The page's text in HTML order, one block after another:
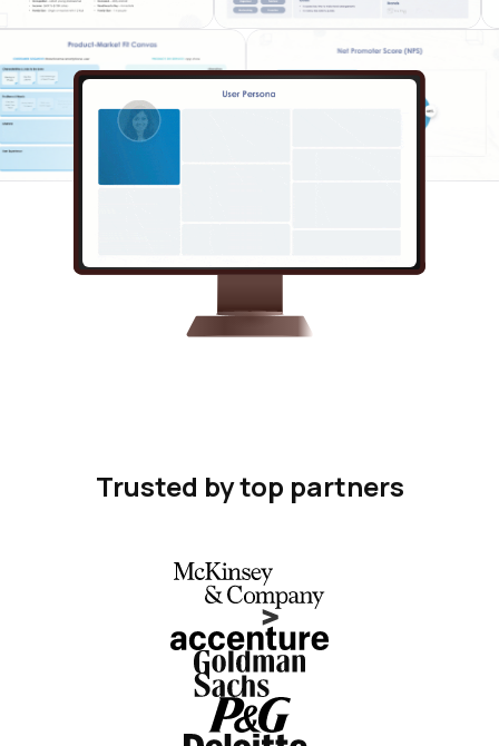
Trusted by top partners